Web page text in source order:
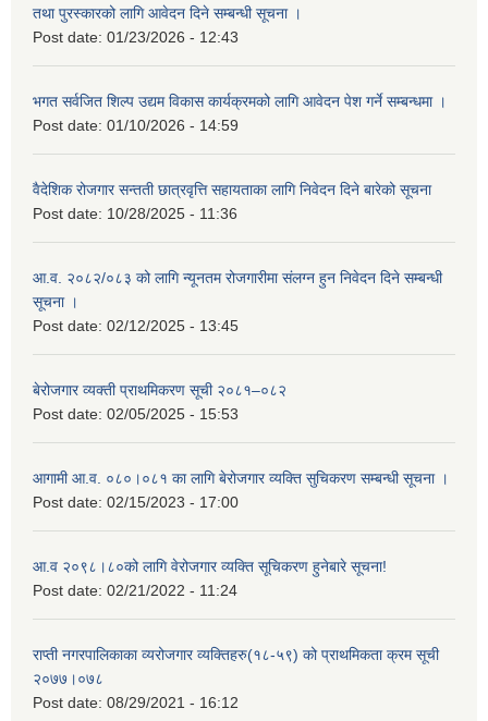
तथा पुरस्कारको लागि आवेदन दिने सम्बन्धी सूचना ।
Post date: 01/23/2026 - 12:43
भगत सर्वजित शिल्प उद्यम विकास कार्यक्रमको लागि आवेदन पेश गर्ने सम्बन्धमा ।
Post date: 01/10/2026 - 14:59
वैदेशिक रोजगार सन्तती छात्रवृत्ति सहायताका लागि निवेदन दिने बारेको सूचना
Post date: 10/28/2025 - 11:36
आ.व. २०८२/०८३ को लागि न्यूनतम रोजगारीमा संलग्न हुन निवेदन दिने सम्बन्धी
सूचना ।
Post date: 02/12/2025 - 13:45
बेरोजगार व्यक्ती प्राथमिकरण सूची २०८१–०८२
Post date: 02/05/2025 - 15:53
आगामी आ.व. ०८०।०८१ का लागि बेरोजगार व्यक्ति सुचिकरण सम्बन्धी सूचना ।
Post date: 02/15/2023 - 17:00
आ.व २०९८।८०को लागि वेरोजगार व्यक्ति सूचिकरण हुनेबारे सूचना!
Post date: 02/21/2022 - 11:24
राप्ती नगरपालिकाका व्यरोजगार व्यक्तिहरु(१८-५९) को प्राथमिकता क्रम सूची
२०७७।०७८
Post date: 08/29/2021 - 16:12